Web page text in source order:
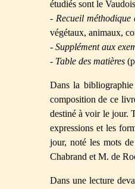
étudiés sont le
- Recueil
végétaux, animaux,
- Supplément aux
- Table des matières
Dans la
composition de ce
destiné à voir le jour.
expressions et les
jour, noté les mots
Chabrand et M. de
Dans une lecture